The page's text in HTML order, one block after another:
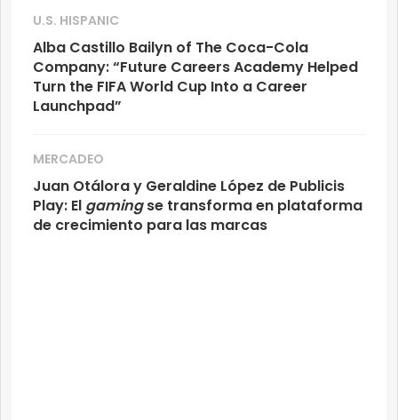
U.S. HISPANIC
Alba Castillo Bailyn of The Coca-Cola
Company: “Future Careers Academy Helped
Turn the FIFA World Cup Into a Career
Launchpad”
MERCADEO
Juan Otálora y Geraldine López de Publicis
Play: El gamingse transforma en plataforma
de crecimiento para las marcas